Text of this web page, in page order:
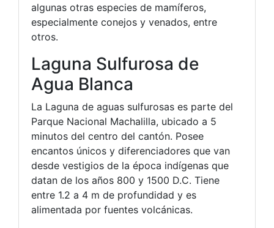
algunas otras especies de mamíferos,
especialmente conejos y venados, entre
otros.
Laguna Sulfurosa de
Agua Blanca
La Laguna de aguas sulfurosas es parte del
Parque Nacional Machalilla, ubicado a 5
minutos del centro del cantón. Posee
encantos únicos y diferenciadores que van
desde vestigios de la época indígenas que
datan de los años 800 y 1500 D.C. Tiene
entre 1.2 a 4 m de profundidad y es
alimentada por fuentes volcánicas.